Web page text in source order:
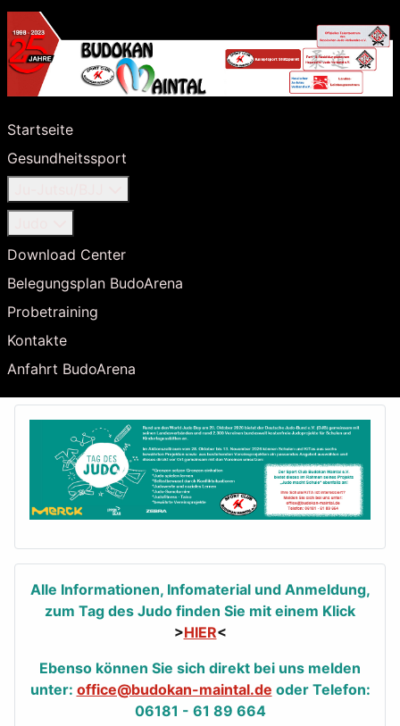
Startseite
Gesundheitssport
Download Center
Belegungsplan BudoArena
Probetraining
Kontakte
Anfahrt BudoArena
Alle Informationen, Infomaterial und Anmeldung,
zum Tag des Judo finden Sie mit einem Klick
>HIER<
Ebenso können Sie sich direkt bei uns melden
unter: office@budokan-maintal.de oder Telefon:
06181 - 61 89 664